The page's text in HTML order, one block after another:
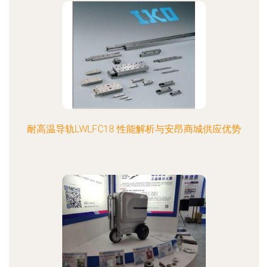
耐高温导轨LWLFC18 性能解析与安昂商城供应优势